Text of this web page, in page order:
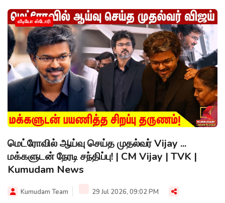
வீடியோ ஸ்டோரி
மெட்ரோவில் ஆய்வு செய்த முதல்வர் Vijay ...
மக்களுடன் நேரடி சந்திப்பு! | CM Vijay | TVK |
Kumudam News
Kumudam Team 29 Jul 2026, 09:02 PM